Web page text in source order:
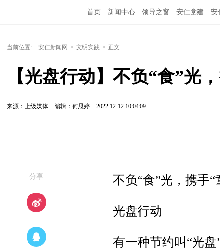
首页 新闻中心 领导之窗 安仁党建 安
当前位置: 安仁新闻网 > 文明实践 > 正文
【光盘行动】不负“食”光
来源：上级媒体 编辑：何思婷 2022-12-12 10:04:09
—分享— 不负“食”光，携手“
光盘行动
有一种节约叫“光盘